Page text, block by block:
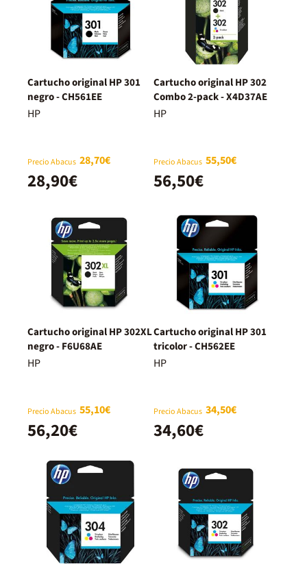
Cartucho original HP 301
negro - CH561EE
HP
Precio Abacus 28,70€
28,90€
Cartucho original HP 302
Combo 2-pack - X4D37AE
HP
Precio Abacus 55,50€
56,50€
Cartucho original HP 302XL
negro - F6U68AE
HP
Precio Abacus 55,10€
56,20€
Cartucho original HP 301
tricolor - CH562EE
HP
Precio Abacus 34,50€
34,60€